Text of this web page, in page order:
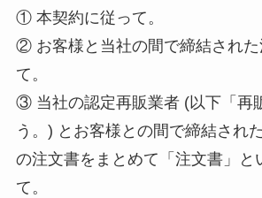
① 本契約に従って。
② お客様と当社の間で締結された
て。
③ 当社の認定再販業者 (以下「再
う。) とお客様との間で締結され
の注文書をまとめて「注文書」と
て。